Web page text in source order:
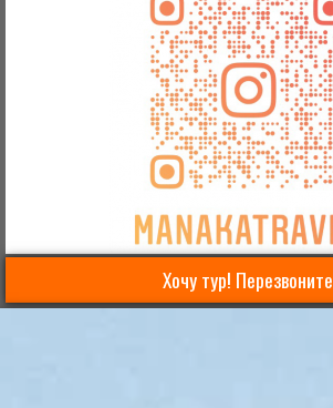
Хочу тур! Перезвоните